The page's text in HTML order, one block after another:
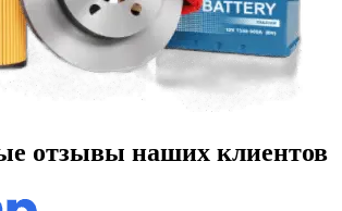
отзывы наших клиентов